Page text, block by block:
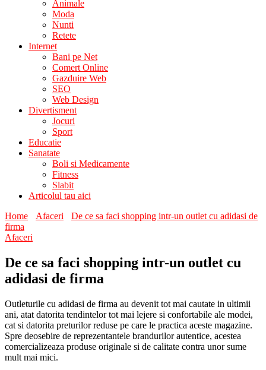
Animale
Moda
Nunti
Retete
Internet
Bani pe Net
Comert Online
Gazduire Web
SEO
Web Design
Divertisment
Jocuri
Sport
Educatie
Sanatate
Boli si Medicamente
Fitness
Slabit
Articolul tau aici
Home
Afaceri
De ce sa faci shopping intr-un outlet cu adidasi de
firma
Afaceri
De ce sa faci shopping intr-un outlet cu
adidasi de firma
Outleturile cu adidasi de firma au devenit tot mai cautate in ultimii
ani, atat datorita tendintelor tot mai lejere si confortabile ale modei,
cat si datorita preturilor reduse pe care le practica aceste magazine.
Spre deosebire de reprezentantele brandurilor autentice, acestea
comercializeaza produse originale si de calitate contra unor sume
mult mai mici.